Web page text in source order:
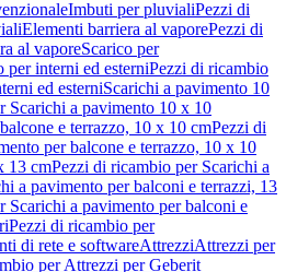
Imbuti per pluvialiPezzi di
Elementi barriera al vaporePezzi di
al vaporeScarico per
per interni ed esterniPezzi di ricambio
ed esterniScarichi a pavimento 10
Scarichi a pavimento 10 x 10
e terrazzo, 10 x 10 cmPezzi di
per balcone e terrazzo, 10 x 10
13 cmPezzi di ricambio per Scarichi a
a pavimento per balconi e terrazzi, 13
Scarichi a pavimento per balconi e
Pezzi di ricambio per
di rete e softwareAttrezziAttrezzi per
per Attrezzi per Geberit